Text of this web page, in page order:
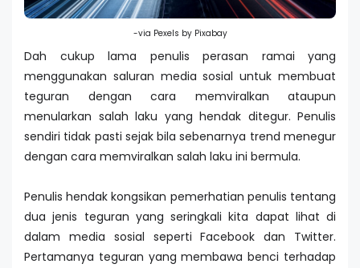
-via Pexels by Pixabay
Dah cukup lama penulis perasan ramai yang
menggunakan saluran media sosial untuk membuat
teguran dengan cara memviralkan ataupun
menularkan salah laku yang hendak ditegur. Penulis
sendiri tidak pasti sejak bila sebenarnya trend menegur
dengan cara memviralkan salah laku ini bermula.
Penulis hendak kongsikan pemerhatian penulis tentang
dua jenis teguran yang seringkali kita dapat lihat di
dalam media sosial seperti Facebook dan Twitter.
Pertamanya teguran yang membawa benci terhadap